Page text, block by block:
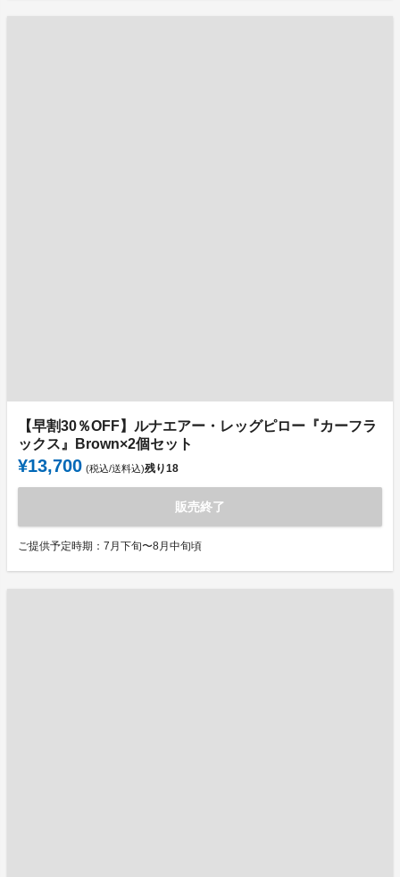
【早割30％OFF】ルナエアー・レッグピロー『カーフラ
ックス』Brown×2個セット
¥13,700 (税込/送料込)残り18
販売終了
ご提供予定時期：7月下旬〜8月中旬頃